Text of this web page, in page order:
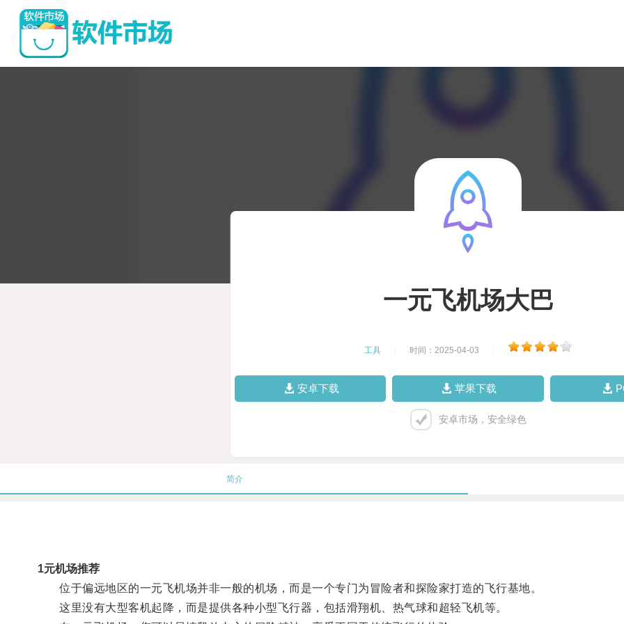
一元飞机场大巴
工具 时间：2025-04-03
安卓下载 苹果下载
安卓市场，安全绿色
简介
1元机场推荐
位于偏远地区的一元飞机场并非一般的机场，而是一个专门为冒险者和探险家打造的飞行基地。
这里没有大型客机起降，而是提供各种小型飞行器，包括滑翔机、热气球和超轻飞机等。